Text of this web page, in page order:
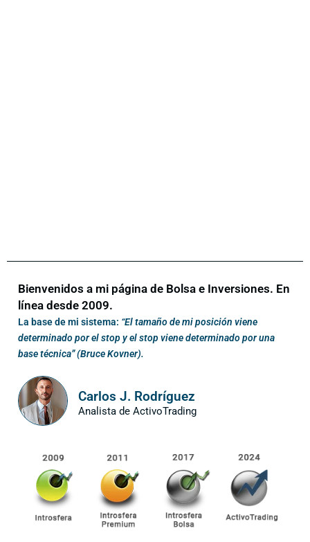
Bienvenidos a mi página de Bolsa e Inversiones. En
línea desde 2009.
La base de mi sistema: “El tamaño de mi posición viene
determinado por el stop y el stop viene determinado por una
base técnica” (Bruce Kovner).
Carlos J. Rodríguez
Analista de ActivoTrading